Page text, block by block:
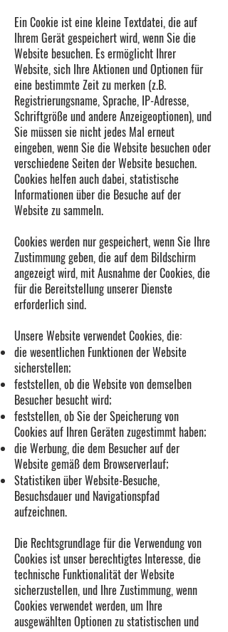
Ein Cookie ist eine kleine Textdatei, die auf
Ihrem Gerät gespeichert wird, wenn Sie die
Website besuchen. Es ermöglicht Ihrer
Website, sich Ihre Aktionen und Optionen für
eine bestimmte Zeit zu merken (z.B.
Registrierungsname, Sprache, IP-Adresse,
Schriftgröße und andere Anzeigeoptionen), und
Sie müssen sie nicht jedes Mal erneut
eingeben, wenn Sie die Website besuchen oder
verschiedene Seiten der Website besuchen.
Cookies helfen auch dabei, statistische
Informationen über die Besuche auf der
Website zu sammeln.
Cookies werden nur gespeichert, wenn Sie Ihre
Zustimmung geben, die auf dem Bildschirm
angezeigt wird, mit Ausnahme der Cookies, die
für die Bereitstellung unserer Dienste
erforderlich sind.
Unsere Website verwendet Cookies, die:
die wesentlichen Funktionen der Website
sicherstellen;
feststellen, ob die Website von demselben
Besucher besucht wird;
feststellen, ob Sie der Speicherung von
Cookies auf Ihren Geräten zugestimmt haben;
die Werbung, die dem Besucher auf der
Website gemäß dem Browserverlauf;
Statistiken über Website-Besuche,
Besuchsdauer und Navigationspfad
aufzeichnen.
Die Rechtsgrundlage für die Verwendung von
Cookies ist unser berechtigtes Interesse, die
technische Funktionalität der Website
sicherzustellen, und Ihre Zustimmung, wenn
Cookies verwendet werden, um Ihre
ausgewählten Optionen zu statistischen und